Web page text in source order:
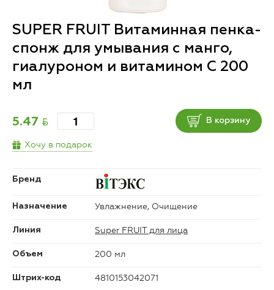
SUPER FRUIT Витаминная пенка-
спонж для умывания с манго,
гиалуроном и витамином С 200
мл
5.47 BYN В корзину
Хочу в подарок
Бренд
Назначение Увлажнение, Очищение
Линия Super FRUIT для лица
Объем 200 мл
Штрих-код 4810153042071